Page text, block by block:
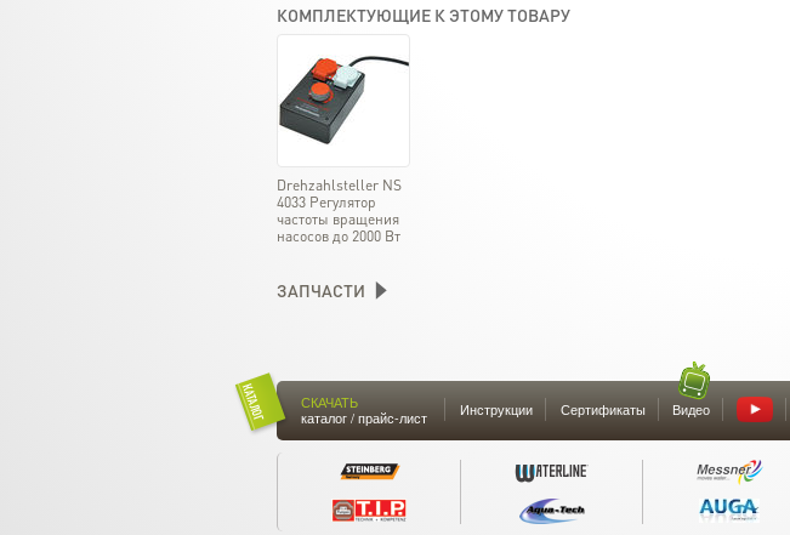
КОМПЛЕКТУЮЩИЕ К ЭТОМУ ТОВАРУ
Drehzahlsteller NS
4033 Регулятор
частоты вращения
насосов до 2000 Вт
ЗАПЧАСТИ
СКАЧАТЬ
каталог / прайс-лист
Инструкции Сертификаты Видео